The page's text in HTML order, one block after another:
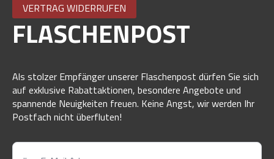
VERTRAG WIDERRUFEN
FLASCHENPOST
Als stolzer Empfänger unserer Flaschenpost dürfen Sie sich
auf exklusive Rabattaktionen, besondere Angebote und
spannende Neuigkeiten freuen. Keine Angst, wir werden Ihr
Postfach nicht überfluten!